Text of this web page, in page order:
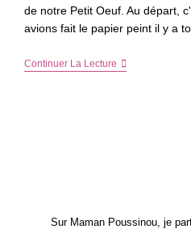
de notre Petit Oeuf. Au départ,
avions fait le papier peint il y a
Continuer La LectureLa
Sur Maman Poussinou, je